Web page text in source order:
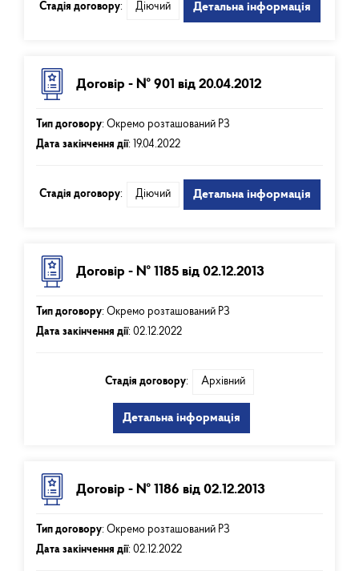
Стадія договору: Діючий Детальна інформація
Договір - № 901 від 20.04.2012
Тип договору: Окремо розташований РЗ
Дата закінчення дії: 19.04.2022
Стадія договору: Діючий Детальна інформація
Договір - № 1185 від 02.12.2013
Тип договору: Окремо розташований РЗ
Дата закінчення дії: 02.12.2022
Стадія договору: Архівний
Детальна інформація
Договір - № 1186 від 02.12.2013
Тип договору: Окремо розташований РЗ
Дата закінчення дії: 02.12.2022